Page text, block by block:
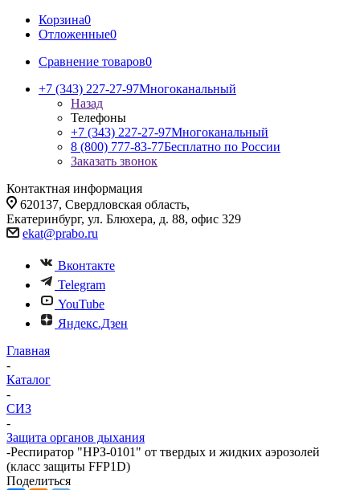
Корзина0
Отложенные0
Сравнение товаров0
+7 (343) 227-27-97Многоканальный
Назад
Телефоны
+7 (343) 227-27-97Многоканальный
8 (800) 777-83-77Бесплатно по России
Заказать звонок
Контактная информация
620137, Свердловская область,
Екатеринбург, ул. Блюхера, д. 88, офис 329
ekat@prabo.ru
Вконтакте
Telegram
YouTube
Яндекс.Дзен
Главная
-
Каталог
-
СИЗ
-
Защита органов дыхания
-Респиратор "НРЗ-0101" от твердых и жидких аэрозолей
(класс защиты FFP1D)
Поделиться